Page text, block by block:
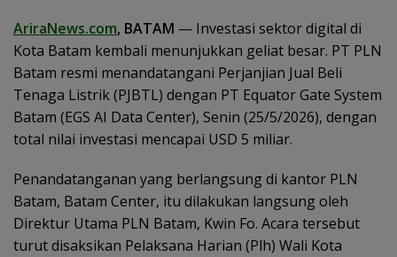
AriraNews.com, BATAM — Investasi sektor digital di
Kota Batam kembali menunjukkan geliat besar. PT PLN
Batam resmi menandatangani Perjanjian Jual Beli
Tenaga Listrik (PJBTL) dengan PT Equator Gate System
Batam (EGS AI Data Center), Senin (25/5/2026), dengan
total nilai investasi mencapai USD 5 miliar.
Penandatanganan yang berlangsung di kantor PLN
Batam, Batam Center, itu dilakukan langsung oleh
Direktur Utama PLN Batam, Kwin Fo. Acara tersebut
turut disaksikan Pelaksana Harian (Plh) Wali Kota